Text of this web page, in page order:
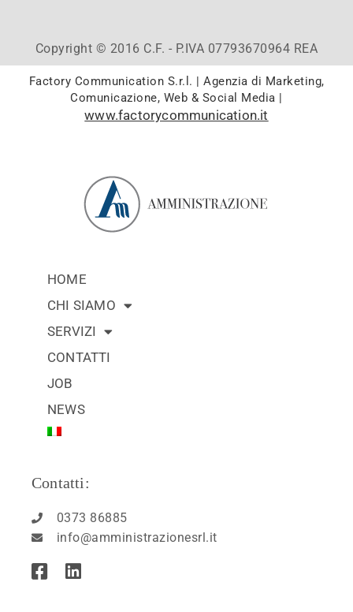
Copyright © 2016 C.F. - P.IVA 07793670964 REA
Factory Communication S.r.l. | Agenzia di Marketing,
Comunicazione, Web & Social Media |
www.factorycommunication.it
HOME
CHI SIAMO
SERVIZI
CONTATTI
JOB
NEWS
Contatti:
0373 86885
info@amministrazionesrl.it